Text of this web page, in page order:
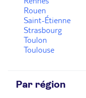
Rouen
Saint-Étienne
Strasbourg
Toulon
Toulouse
Par région